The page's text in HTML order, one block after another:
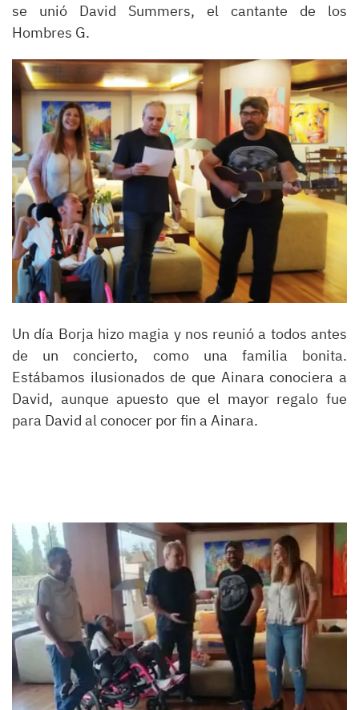
se unió David Summers, el cantante de los
Hombres G.
Un día Borja hizo magia y nos reunió a todos antes
de un concierto, como una familia bonita.
Estábamos ilusionados de que Ainara conociera a
David, aunque apuesto que el mayor regalo fue
para David al conocer por fin a Ainara.